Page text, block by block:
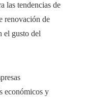
las tendencias de
renovación de
el gusto del
económicos y